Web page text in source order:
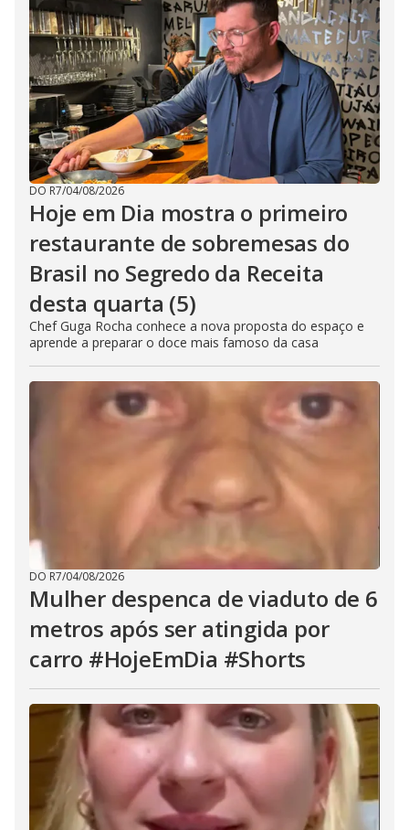
DO R7/04/08/2026
Hoje em Dia mostra o primeiro
restaurante de sobremesas do
Brasil no Segredo da Receita
desta quarta (5)
Chef Guga Rocha conhece a nova proposta do espaço e
aprende a preparar o doce mais famoso da casa
DO R7/04/08/2026
Mulher despenca de viaduto de 6
metros após ser atingida por
carro #HojeEmDia #Shorts